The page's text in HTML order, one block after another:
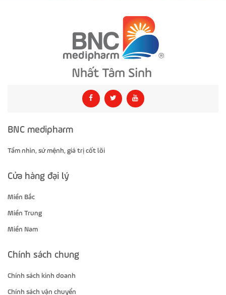
BNC medipharm
Tầm nhìn, sứ mệnh, giá trị cốt lõi
Cửa hàng đại lý
Miền Bắc
Miền Trung
Miền Nam
Chính sách chung
Chính sách kinh doanh
Chính sách vận chuyển